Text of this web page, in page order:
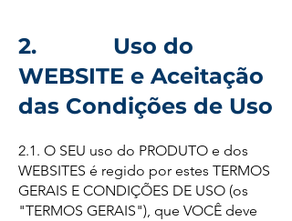
2. Uso do
WEBSITE e Aceitação
das Condições de Uso
2.1. O SEU uso do PRODUTO e dos
WEBSITES é regido por estes TERMOS
GERAIS E CONDIÇÕES DE USO (os
"TERMOS GERAIS"), que VOCÊ deve